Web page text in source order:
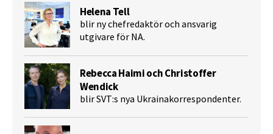
Helena Tell
blir ny chefredaktör och ansvarig
utgivare för NA.
Rebecca Haimi och Christoffer
Wendick
blir SVT:s nya Ukrainakorrespondenter.